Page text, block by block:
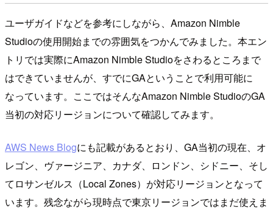
ユーザガイドなどを参考にしながら、Amazon Nimble
Studioの使用開始までの雰囲気をつかんでみました。本エン
トリでは実際にAmazon Nimble Studioをさわるところまで
はできていませんが、すでにGAということで利用可能に
なっています。ここではそんなAmazon Nimble StudioのGA
当初の対応リージョンについて確認してみます。
AWS News Blogにも記載があるとおり、GA当初の現在、オ
レゴン、ヴァージニア、カナダ、ロンドン、シドニー、そし
てロサンゼルス（Local Zones）が対応リージョンとなって
います。残念ながら現時点で東京リージョンではまだ使えま